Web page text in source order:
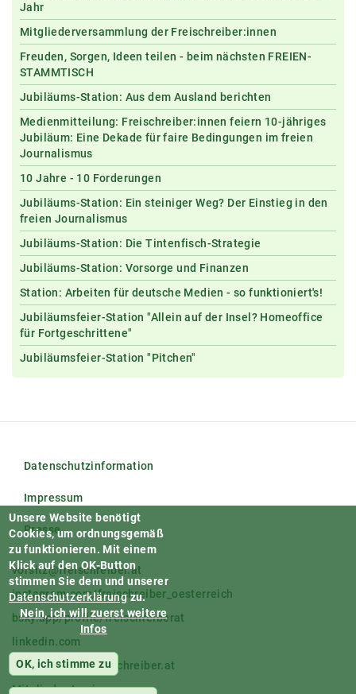
Jahr
Mitgliederversammlung der Freischreiber:innen
Freuden, Sorgen, Ideen teilen - beim nächsten FREIEN-
STAMMTISCH
Jubiläums-Station: Aus dem Ausland berichten
Medienmitteilung: Freischreiber:innen feiern 10-jähriges
Jubiläum: Eine Dekade für faire Bedingungen im freien
Journalismus
10 Jahre - 10 Forderungen
Jubiläums-Station: Ein steiniger Weg? Der Einstieg in den
freien Journalismus
Jubiläums-Station: Die Tintenfisch-Strategie
Jubiläums-Station: Vorsorge und Finanzen
Station: Arbeiten für deutsche Medien - so funktioniert's!
Jubiläumsfeier-Station "Allein auf der Insel? Homeoffice
für Fortgeschrittene"
Jubiläumsfeier-Station "Pitchen"
Datenschutzinformation
Impressum
Presse
vorsitz@freischreiber.at
instagram.com/freischreiber_oesterreich
bsky.app/profile/freischreiberat
linkedin.com
facebook.com/freischreiber.at
Mitglieder-Login
Unsere Website benötigt
Cookies, um ordnungsgemäß
zu funktionieren. Mit einem
Klick auf den OK-Button
stimmen Sie dem und unserer
Datenschutzerklärungzu.
Nein, ich will zuerst weitere
Infos
OK, ich stimme zu